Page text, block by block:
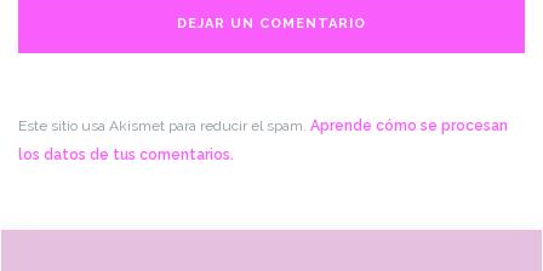
Este sitio usa Akismet para reducir el spam. Aprende cómo se procesan
los datos de tus comentarios.